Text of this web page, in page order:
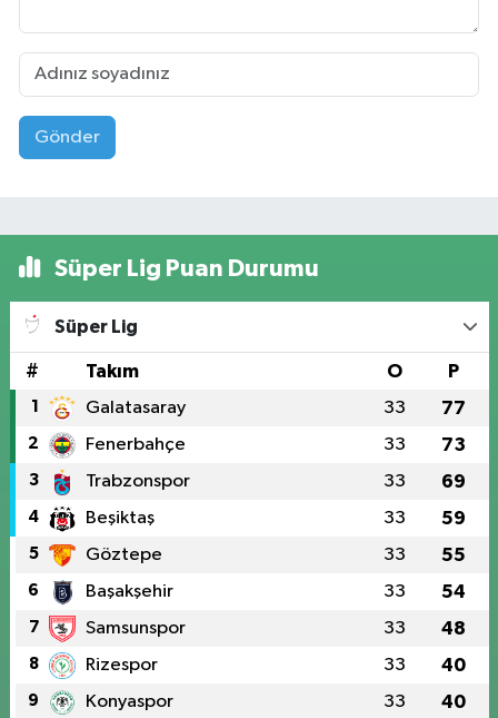
Gönder
Süper Lig Puan Durumu
Süper Lig
# Takım O P
1 Galatasaray 33 77
2 Fenerbahçe 33 73
3 Trabzonspor 33 69
4 Beşiktaş 33 59
5 Göztepe 33 55
6 Başakşehir 33 54
7 Samsunspor 33 48
8 Rizespor 33 40
9 Konyaspor 33 40